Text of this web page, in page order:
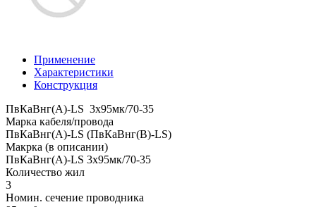
Применение
Характеристики
Конструкция
ПвКаВнг(A)-LS 3x95мк/70-35
Марка кабеля/провода
ПвКаВнг(A)-LS (ПвКаВнг(B)-LS)
Макрка (в описании)
ПвКаВнг(A)-LS 3x95мк/70-35
Количество жил
3
Номин. сечение проводника